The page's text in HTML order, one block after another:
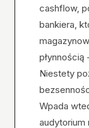
cashflow,
bankiera,
Niestety
Wpada
audytorium